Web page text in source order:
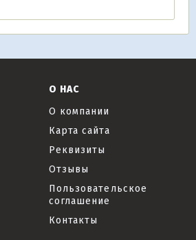
О НАС
О компании
Карта сайта
Реквизиты
Отзывы
Пользовательское
соглашение
Контакты